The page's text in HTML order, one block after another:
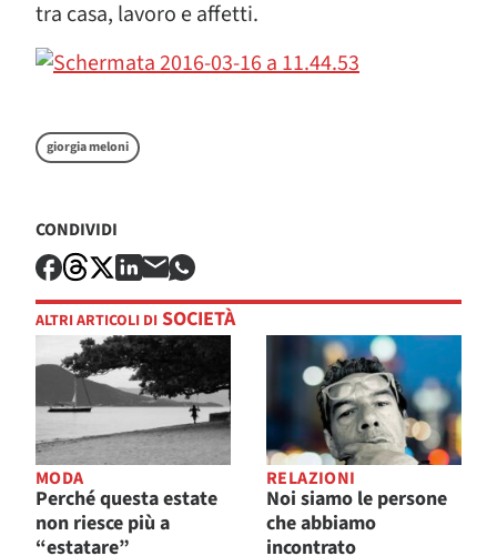
tra casa, lavoro e affetti.
giorgia meloni
CONDIVIDI
ALTRI ARTICOLI DI SOCIETÀ
MODA
Perché questa estate
non riesce più a
“estatare”
RELAZIONI
Noi siamo le persone
che abbiamo
incontrato